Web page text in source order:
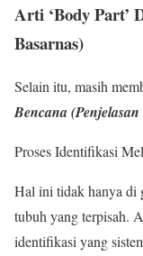
Arti ‘Body Part’
Basarnas)
Selain itu, masih
Bencana
Proses Identifikasi
Hal ini tidak hanya di
tubuh yang terpisah.
identifikasi yang